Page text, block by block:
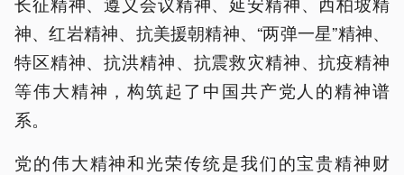
神、红岩精神、抗美援朝精神、“两弹一星”精神、
特区精神、抗洪精神、抗震救灾精神、抗疫精神
等伟大精神，构筑起了中国共产党人的精神谱
系。
党的伟大精神和光荣传统是我们的宝贵精神财